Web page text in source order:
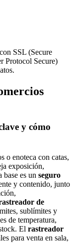
SSL (Secure
Protocol Secure)
y cómo
o enoteca con catas,
exposición,
base es un seguro
y contenido, junto
de
sublímites y
de temperatura,
El rastreador
para venta en sala,